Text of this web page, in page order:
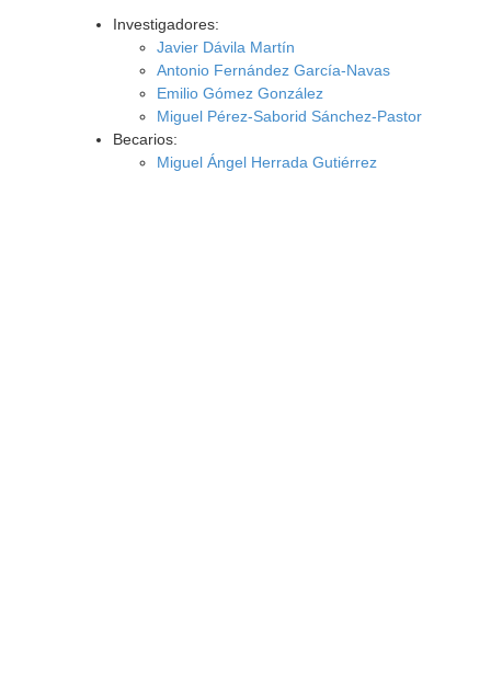
Investigadores:
Javier Dávila Martín
Antonio Fernández García-Navas
Emilio Gómez González
Miguel Pérez-Saborid Sánchez-Pastor
Becarios:
Miguel Ángel Herrada Gutiérrez